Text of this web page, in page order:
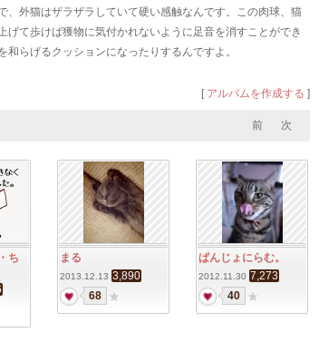
、外猫はザラザラしていて硬い感触なんです。この肉球、猫
げて歩けば獲物に気付かれないように足音を消すことができ
らげるクッションになったりするんですよ。
[ アルバムを作成する ]
前 次
ち
まる
2013.12.13 3,890
68
ぱんじょにらむ。
2012.11.30 7,273
40